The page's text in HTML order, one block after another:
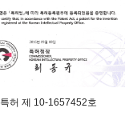
특허 제 10-1657452호